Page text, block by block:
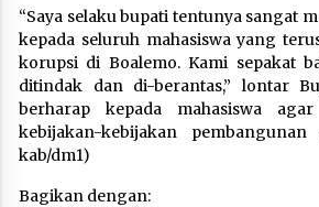
“Saya selaku bupati tentunya sangat
kepada seluruh mahasiswa yang
korupsi di Boalemo. Kami sepakat
ditindak dan di-berantas,” lontar
berharap kepada mahasiswa
kebijakan-kebijakan
kab/dm1)
Bagikan dengan: